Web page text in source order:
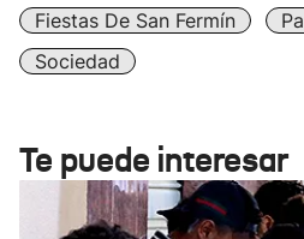
Fiestas De San Fermín
Sociedad
Te puede interesar